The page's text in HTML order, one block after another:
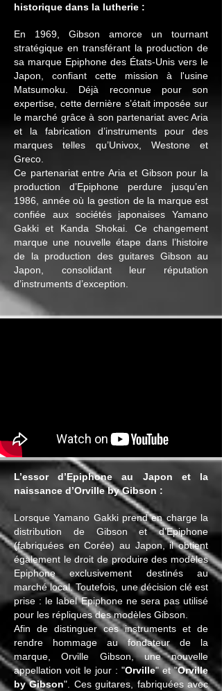
L’essor d’Epiphone au Japon et la
naissance d’Orville by Gibson :
Lorsque Yamano Gakki prend en charge la
distribution de Gibson et d’Epiphone
(fabriquées en Corée) au Japon, il obtient
également le droit de produire des modèles
Epiphone exclusivement destinés au
marché local. Toutefois, une décision clé est
prise : le label Epiphone ne sera pas utilisé
pour les répliques des modèles Gibson.
Afin de distinguer ces instruments et de
rendre hommage au fondateur de la
marque, Orville Gibson, une nouvelle
appellation voit le jour : "Orville" et "Orville
by Gibson". Ces guitares, fabriquées avec
historique dans la lutherie :
En 1969, Gibson amorce un tournant
stratégique en transférant la production de
sa marque Epiphone des États-Unis vers le
Japon, confiant cette mission à l'usine
Matsumoku. Déjà reconnue pour son
expertise, cette dernière s’était imposée sur
le marché grâce à son partenariat avec Aria
et la fabrication d’instruments pour des
marques telles qu’Univox, Westone et
Greco.
Ce partenariat entre Aria et Gibson pour la
production d’Epiphone perdure jusqu’en
1986, année où la gestion de la marque est
confiée aux sociétés japonaises Yamano
Gakki et Kanda Shokai. Ce changement
marque une nouvelle étape dans l’histoire
de la production des guitares Gibson au
Japon, consolidant leur réputation
d’instruments d’exception.